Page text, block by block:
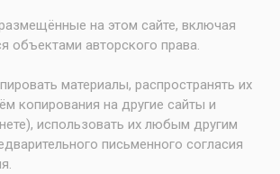
на этом сайте, включая
объектами авторского права.
материалы, распространять их
копирования на другие сайты и
использовать их любым другим
письменного согласия